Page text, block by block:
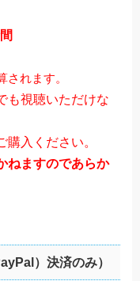
れます。
も視聴いただけな
入ください。
ねますのであらか
）決済のみ）